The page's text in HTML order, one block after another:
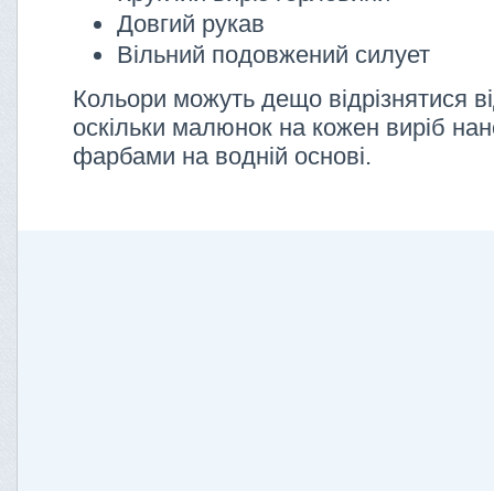
Довгий рукав
Вільний подовжений силует
Кольори можуть дещо відрізнятися
оскільки малюнок на кожен виріб
фарбами на водній основі.